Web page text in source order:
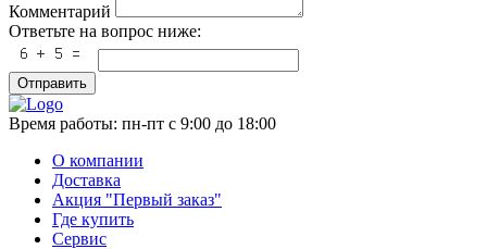
Комментарий
Ответьте на вопрос ниже:
Отправить
Время работы: пн-пт с 9:00 до 18:00
О компании
Доставка
Акция "Первый заказ"
Где купить
Сервис